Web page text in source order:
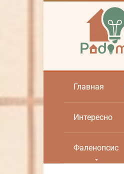
Главная
Интересно
Фаленопсис